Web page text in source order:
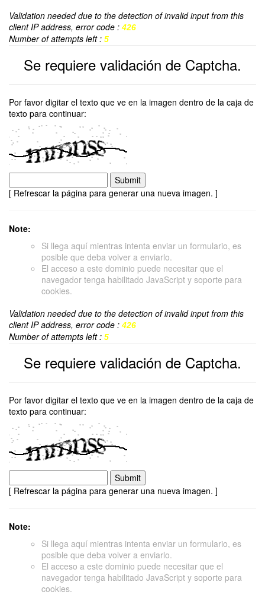
Validation needed due to the detection of invalid input from this
client IP address, error code : 426
Number of attempts left : 5
Se requiere validación de Captcha.
Por favor digitar el texto que ve en la imagen dentro de la caja de
texto para continuar:
[ Refrescar la página para generar una nueva imagen. ]
Note:
Si llega aquí mientras intenta enviar un formulario, es
posible que deba volver a enviarlo.
El acceso a este dominio puede necesitar que el
navegador tenga habilitado JavaScript y soporte para
cookies.
Validation needed due to the detection of invalid input from this
client IP address, error code : 426
Number of attempts left : 5
Se requiere validación de Captcha.
Por favor digitar el texto que ve en la imagen dentro de la caja de
texto para continuar:
[ Refrescar la página para generar una nueva imagen. ]
Note:
Si llega aquí mientras intenta enviar un formulario, es
posible que deba volver a enviarlo.
El acceso a este dominio puede necesitar que el
navegador tenga habilitado JavaScript y soporte para
cookies.